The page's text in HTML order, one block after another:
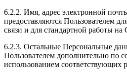
6.2.2. Имя, адрес электронной
предоставляются Пользователем
связи и для стандартной работы на
6.2.3. Остальные Персональные
Пользователем дополнительно по
использованием соответствующих